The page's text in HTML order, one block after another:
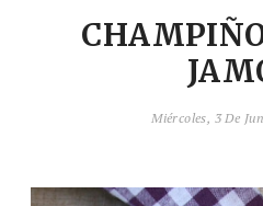
Miércoles, 3 De